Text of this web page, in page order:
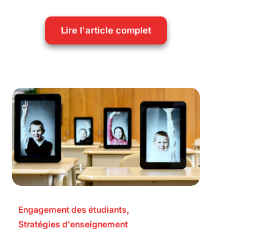
Lire l'article complet
Engagement des étudiants,
Stratégies d'enseignement